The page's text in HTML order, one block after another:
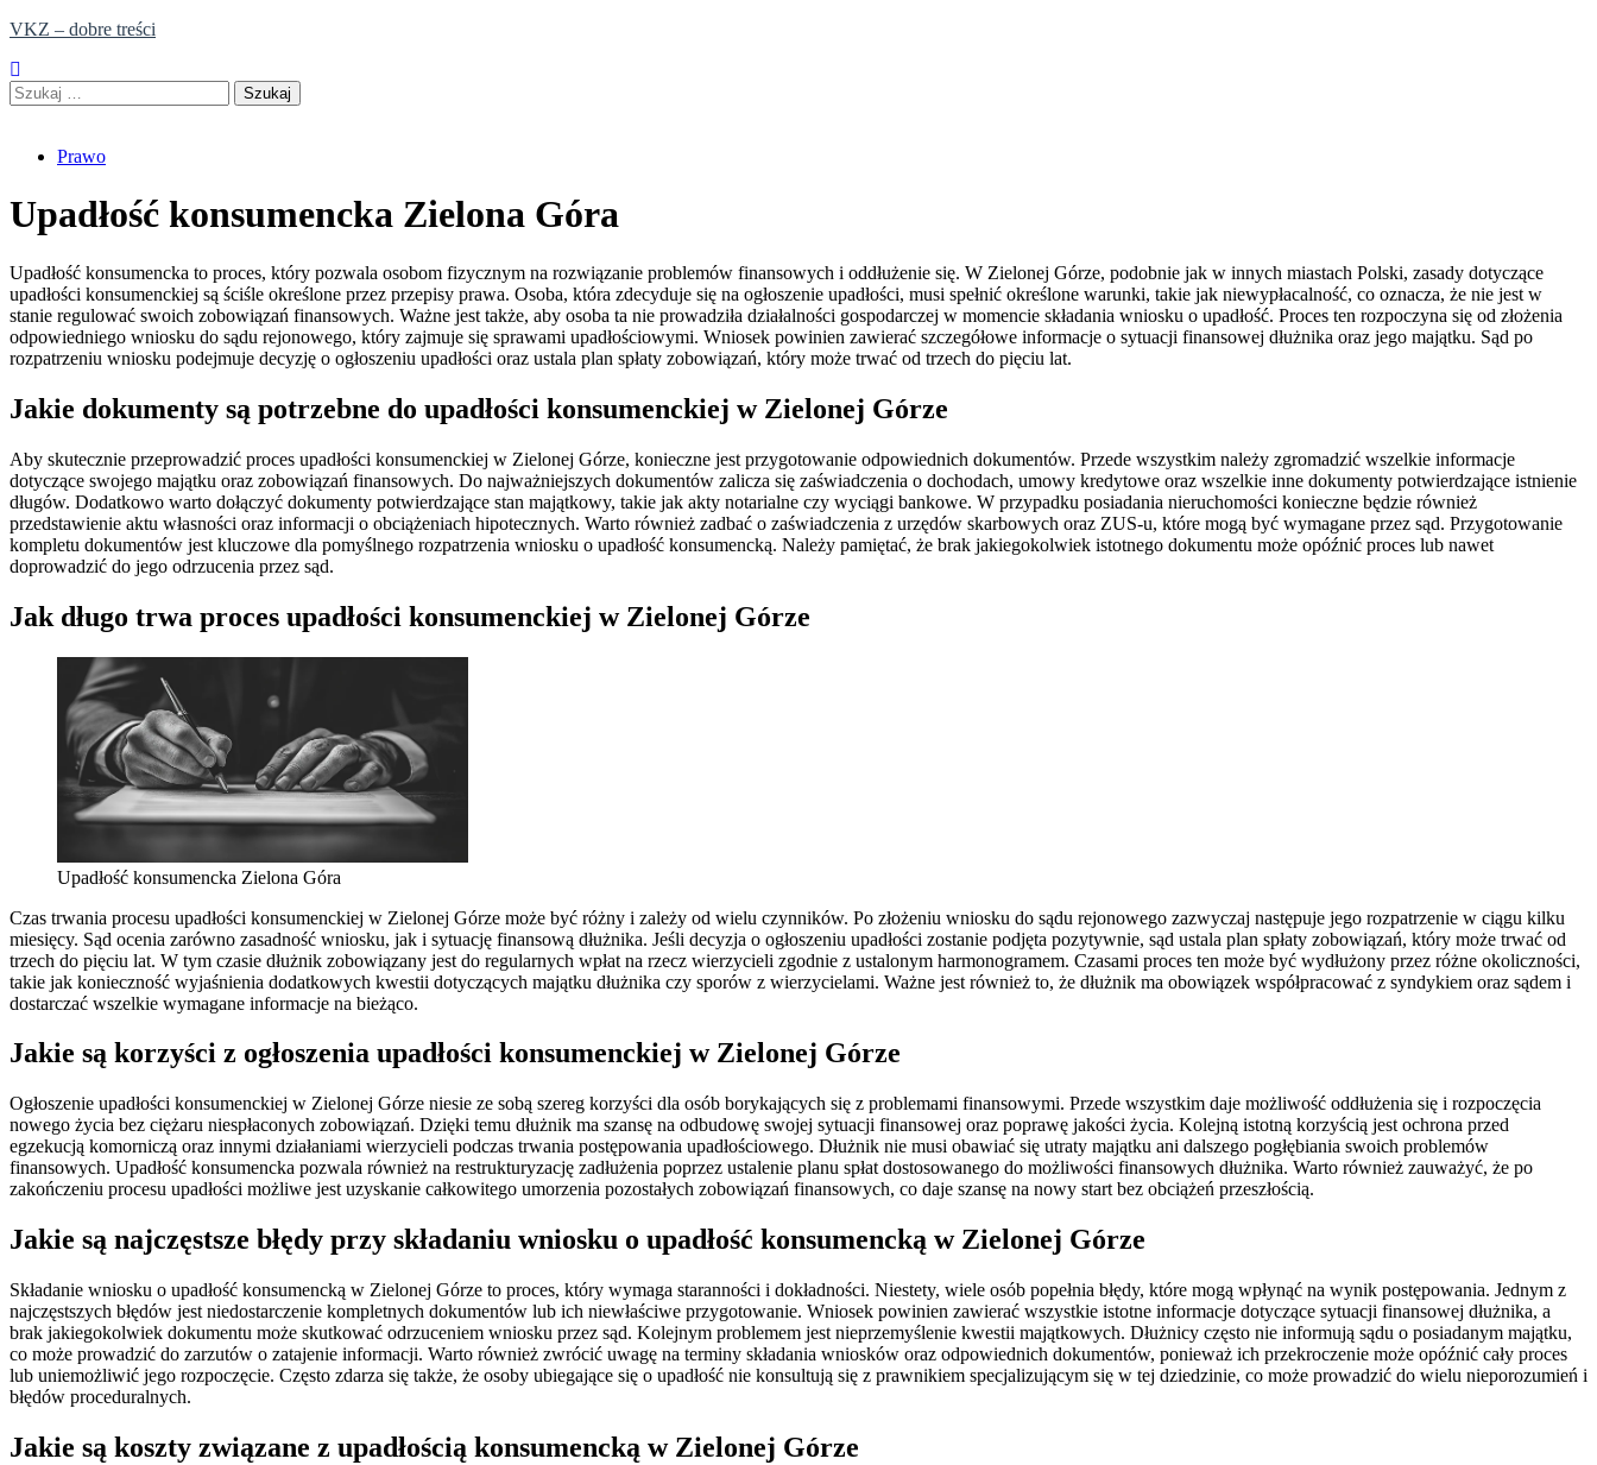
Skip
content
VKZ – dobre treści
Szukaj:
Prawo
Upadłość konsumencka Zielona Góra
Upadłość konsumencka to proces, który pozwala osobom fizycznym na rozwiązanie problemów finansowych i oddłużenie się. W Zielonej Górze, podobnie jak w innych miastach Polski, zasady dotyczące
upadłości konsumenckiej są ściśle określone przez przepisy prawa. Osoba, która zdecyduje się na ogłoszenie upadłości, musi spełnić określone warunki, takie jak niewypłacalność, co oznacza, że nie jest w
stanie regulować swoich zobowiązań finansowych. Ważne jest także, aby osoba ta nie prowadziła działalności gospodarczej w momencie składania wniosku o upadłość. Proces ten rozpoczyna się od złożenia
odpowiedniego wniosku do sądu rejonowego, który zajmuje się sprawami upadłościowymi. Wniosek powinien zawierać szczegółowe informacje o sytuacji finansowej dłużnika oraz jego majątku. Sąd po
rozpatrzeniu wniosku podejmuje decyzję o ogłoszeniu upadłości oraz ustala plan spłaty zobowiązań, który może trwać od trzech do pięciu lat.
Jakie dokumenty są potrzebne do upadłości konsumenckiej w Zielonej Górze
Aby skutecznie przeprowadzić proces upadłości konsumenckiej w Zielonej Górze, konieczne jest przygotowanie odpowiednich dokumentów. Przede wszystkim należy zgromadzić wszelkie informacje
dotyczące swojego majątku oraz zobowiązań finansowych. Do najważniejszych dokumentów zalicza się zaświadczenia o dochodach, umowy kredytowe oraz wszelkie inne dokumenty potwierdzające istnienie
długów. Dodatkowo warto dołączyć dokumenty potwierdzające stan majątkowy, takie jak akty notarialne czy wyciągi bankowe. W przypadku posiadania nieruchomości konieczne będzie również
przedstawienie aktu własności oraz informacji o obciążeniach hipotecznych. Warto również zadbać o zaświadczenia z urzędów skarbowych oraz ZUS-u, które mogą być wymagane przez sąd. Przygotowanie
kompletu dokumentów jest kluczowe dla pomyślnego rozpatrzenia wniosku o upadłość konsumencką. Należy pamiętać, że brak jakiegokolwiek istotnego dokumentu może opóźnić proces lub nawet
doprowadzić do jego odrzucenia przez sąd.
Jak długo trwa proces upadłości konsumenckiej w Zielonej Górze
Upadłość konsumencka Zielona Góra
Czas trwania procesu upadłości konsumenckiej w Zielonej Górze może być różny i zależy od wielu czynników. Po złożeniu wniosku do sądu rejonowego zazwyczaj następuje jego rozpatrzenie w ciągu kilku
miesięcy. Sąd ocenia zarówno zasadność wniosku, jak i sytuację finansową dłużnika. Jeśli decyzja o ogłoszeniu upadłości zostanie podjęta pozytywnie, sąd ustala plan spłaty zobowiązań, który może trwać od
trzech do pięciu lat. W tym czasie dłużnik zobowiązany jest do regularnych wpłat na rzecz wierzycieli zgodnie z ustalonym harmonogramem. Czasami proces ten może być wydłużony przez różne okoliczności,
takie jak konieczność wyjaśnienia dodatkowych kwestii dotyczących majątku dłużnika czy sporów z wierzycielami. Ważne jest również to, że dłużnik ma obowiązek współpracować z syndykiem oraz sądem i
dostarczać wszelkie wymagane informacje na bieżąco.
Jakie są korzyści z ogłoszenia upadłości konsumenckiej w Zielonej Górze
Ogłoszenie upadłości konsumenckiej w Zielonej Górze niesie ze sobą szereg korzyści dla osób borykających się z problemami finansowymi. Przede wszystkim daje możliwość oddłużenia się i rozpoczęcia
nowego życia bez ciężaru niespłaconych zobowiązań. Dzięki temu dłużnik ma szansę na odbudowę swojej sytuacji finansowej oraz poprawę jakości życia. Kolejną istotną korzyścią jest ochrona przed
egzekucją komorniczą oraz innymi działaniami wierzycieli podczas trwania postępowania upadłościowego. Dłużnik nie musi obawiać się utraty majątku ani dalszego pogłębiania swoich problemów
finansowych. Upadłość konsumencka pozwala również na restrukturyzację zadłużenia poprzez ustalenie planu spłat dostosowanego do możliwości finansowych dłużnika. Warto również zauważyć, że po
zakończeniu procesu upadłości możliwe jest uzyskanie całkowitego umorzenia pozostałych zobowiązań finansowych, co daje szansę na nowy start bez obciążeń przeszłością.
Jakie są najczęstsze błędy przy składaniu wniosku o upadłość konsumencką w Zielonej Górze
Składanie wniosku o upadłość konsumencką w Zielonej Górze to proces, który wymaga staranności i dokładności. Niestety, wiele osób popełnia błędy, które mogą wpłynąć na wynik postępowania. Jednym z
najczęstszych błędów jest niedostarczenie kompletnych dokumentów lub ich niewłaściwe przygotowanie. Wniosek powinien zawierać wszystkie istotne informacje dotyczące sytuacji finansowej dłużnika, a
brak jakiegokolwiek dokumentu może skutkować odrzuceniem wniosku przez sąd. Kolejnym problemem jest nieprzemyślenie kwestii majątkowych. Dłużnicy często nie informują sądu o posiadanym majątku,
co może prowadzić do zarzutów o zatajenie informacji. Warto również zwrócić uwagę na terminy składania wniosków oraz odpowiednich dokumentów, ponieważ ich przekroczenie może opóźnić cały proces
lub uniemożliwić jego rozpoczęcie. Często zdarza się także, że osoby ubiegające się o upadłość nie konsultują się z prawnikiem specjalizującym się w tej dziedzinie, co może prowadzić do wielu nieporozumień i
błędów proceduralnych.
Jakie są koszty związane z upadłością konsumencką w Zielonej Górze